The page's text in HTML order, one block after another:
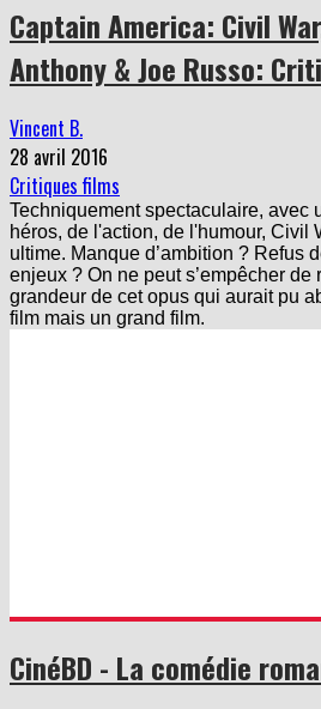
Captain America: Civil
Anthony & Joe Russo:
Vincent B.
28 avril 2016
Critiques films
Techniquement spectaculaire, avec
héros, de l'action, de l'humour, Civil
ultime. Manque d’ambition ? Refus
enjeux ? On ne peut s’empêcher de
grandeur de cet opus qui aurait pu
film mais un grand film.
CinéBD - La comédie